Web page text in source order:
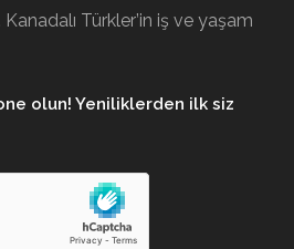
Türkler’in iş ve yaşam
olun! Yeniliklerden ilk siz